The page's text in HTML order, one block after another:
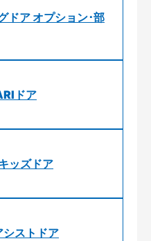
ドア オプション･部
ドア
ッズドア
ストドア